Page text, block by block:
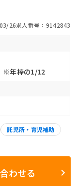
26求人番号：9142843
※年棒の1/12
託児所・育児補助
わせる